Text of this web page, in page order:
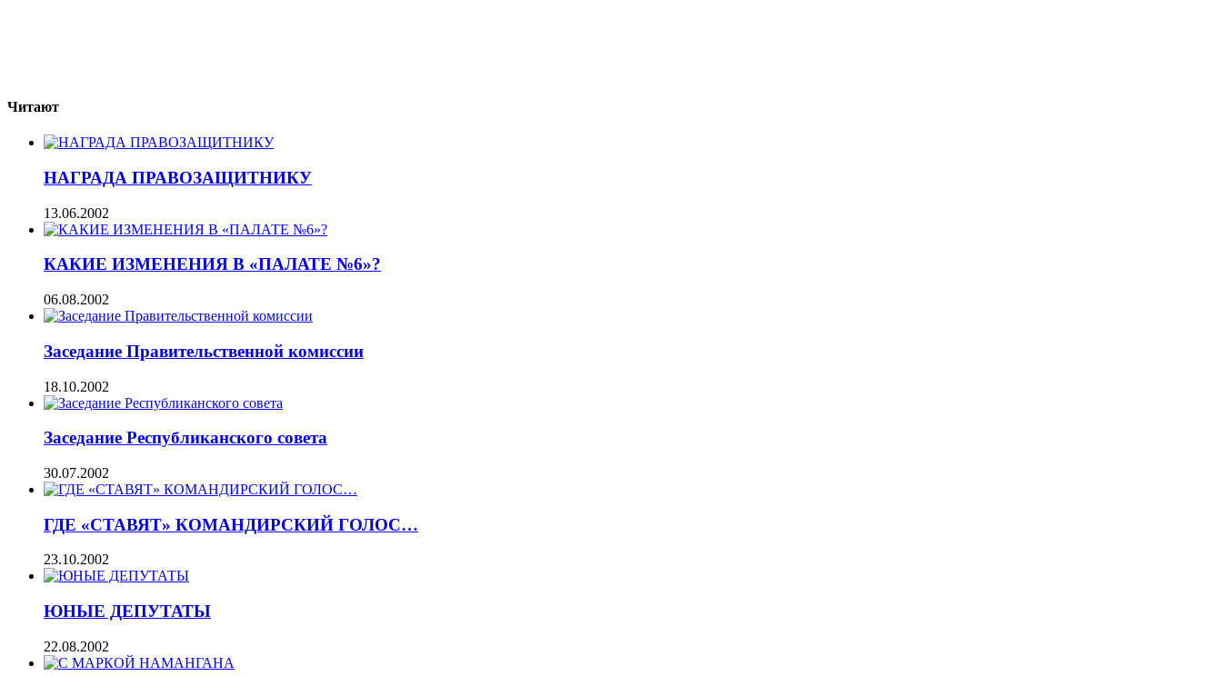
Читают
НАГРАДА ПРАВОЗАЩИТНИКУ
13.06.2002
КАКИЕ ИЗМЕНЕНИЯ В «ПАЛАТЕ №6»?
06.08.2002
Заседание Правительственной комиссии
18.10.2002
Заседание Республиканского совета
30.07.2002
ГДЕ «СТАВЯТ» КОМАНДИРСКИЙ ГОЛОС…
23.10.2002
ЮНЫЕ ДЕПУТАТЫ
22.08.2002